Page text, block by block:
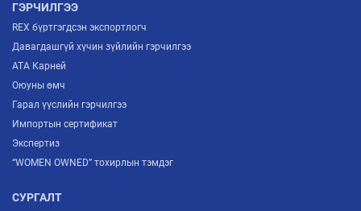
ГЭРЧИЛГЭЭ
REX бүртгэгдсэн экспортлогч
Давагдашгүй хүчин зүйлийн гэрчилгээ
ATA Карней
Оюуны өмч
Гарал үүслийн гэрчилгээ
Импортын сертификат
Экспертиз
“WOMEN OWNED” тохирлын тэмдэг
СУРГАЛТ